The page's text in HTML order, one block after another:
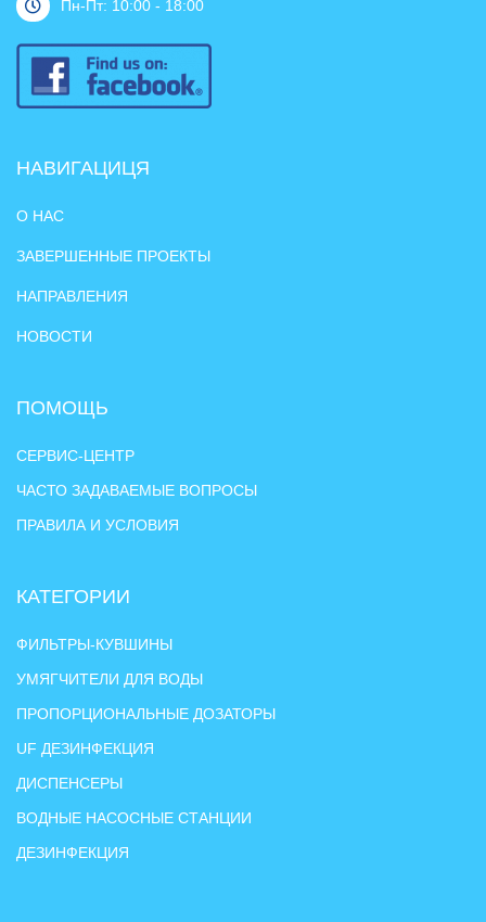
Пн-Пт: 10:00 - 18:00
НАВИГАЦИЦЯ
О НАС
ЗАВЕРШЕННЫЕ ПРОЕКТЫ
НАПРАВЛЕНИЯ
НОВОСТИ
ПОМОЩЬ
СЕРВИС-ЦЕНТР
ЧАСТО ЗАДАВАЕМЫЕ ВОПРОСЫ
ПРАВИЛА И УСЛОВИЯ
КАТЕГОРИИ
ФИЛЬТРЫ-КУВШИНЫ
УМЯГЧИТЕЛИ ДЛЯ ВОДЫ
ПРОПОРЦИОНАЛЬНЫЕ ДОЗАТОРЫ
UF ДЕЗИНФЕКЦИЯ
ДИСПЕНСЕРЫ
ВОДНЫЕ НАСОСНЫЕ СТАНЦИИ
ДЕЗИНФЕКЦИЯ